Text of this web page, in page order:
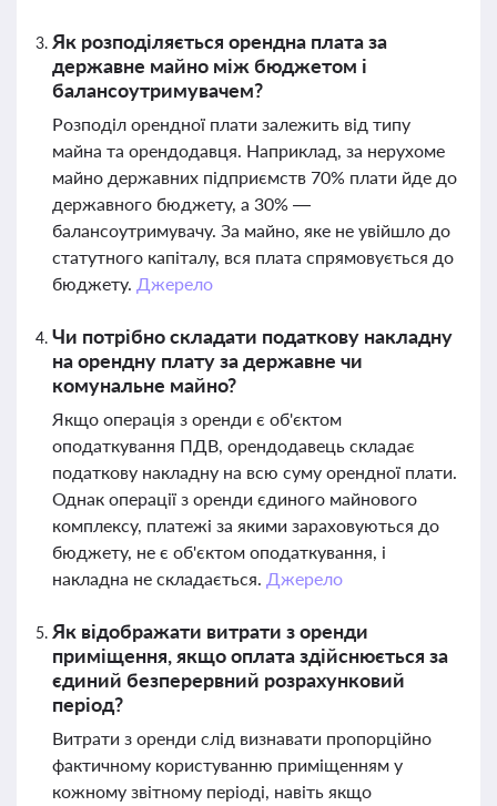
Як розподіляється орендна плата за
державне майно між бюджетом і
балансоутримувачем?
Розподіл орендної плати залежить від типу
майна та орендодавця. Наприклад, за нерухоме
майно державних підприємств 70% плати йде до
державного бюджету, а 30% —
балансоутримувачу. За майно, яке не увійшло до
статутного капіталу, вся плата спрямовується до
бюджету. Джерело
Чи потрібно складати податкову накладну
на орендну плату за державне чи
комунальне майно?
Якщо операція з оренди є об'єктом
оподаткування ПДВ, орендодавець складає
податкову накладну на всю суму орендної плати.
Однак операції з оренди єдиного майнового
комплексу, платежі за якими зараховуються до
бюджету, не є об'єктом оподаткування, і
накладна не складається. Джерело
Як відображати витрати з оренди
приміщення, якщо оплата здійснюється за
єдиний безперервний розрахунковий
період?
Витрати з оренди слід визнавати пропорційно
фактичному користуванню приміщенням у
кожному звітному періоді, навіть якщо